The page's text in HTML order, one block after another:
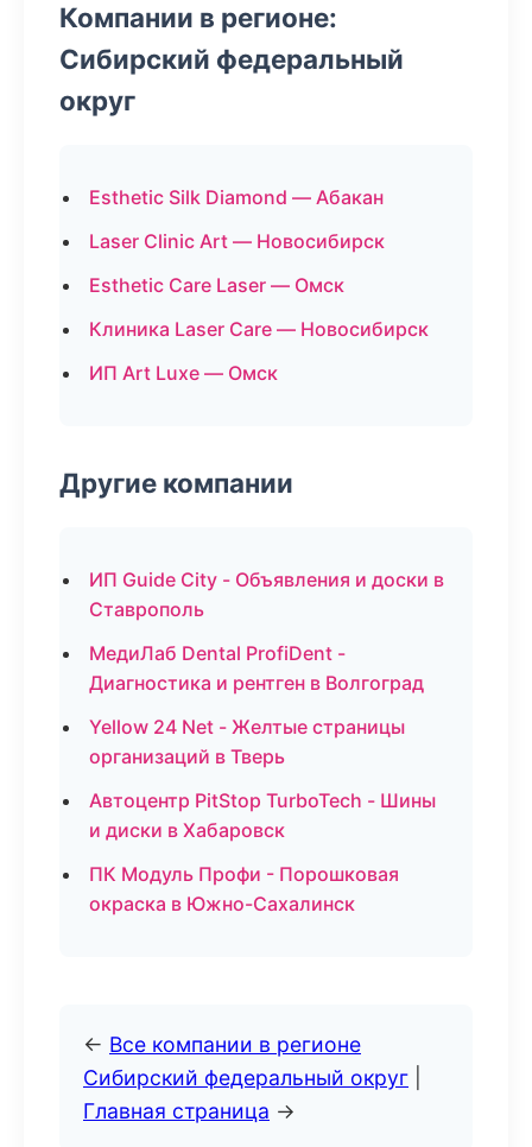
Компании в регионе:
Сибирский федеральный
округ
Esthetic Silk Diamond — Абакан
Laser Clinic Art — Новосибирск
Esthetic Care Laser — Омск
Клиника Laser Care — Новосибирск
ИП Art Luxe — Омск
Другие компании
ИП Guide City - Объявления и доски в
Ставрополь
МедиЛаб Dental ProfiDent -
Диагностика и рентген в Волгоград
Yellow 24 Net - Желтые страницы
организаций в Тверь
Автоцентр PitStop TurboTech - Шины
и диски в Хабаровск
ПК Модуль Профи - Порошковая
окраска в Южно-Сахалинск
← Все компании в регионе
Сибирский федеральный округ
Главная страница →